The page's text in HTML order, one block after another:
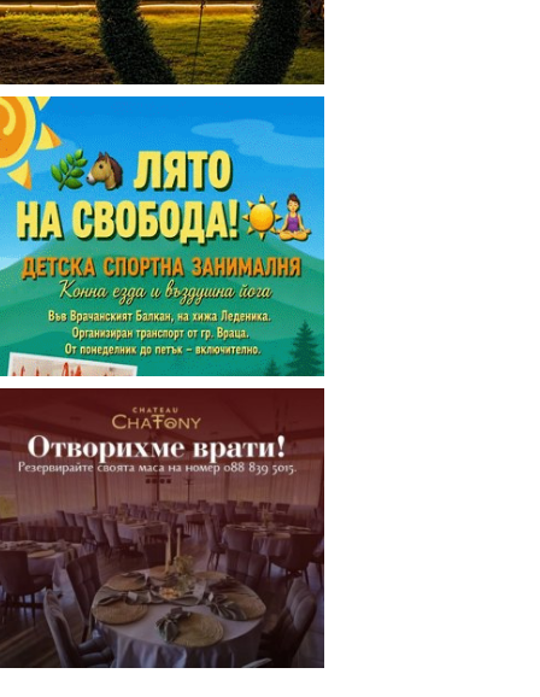
Димитър Петров:
Ремонтирахме пътя
Монтана-